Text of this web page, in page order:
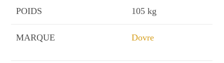
POIDS 105 kg
MARQUE Dovre